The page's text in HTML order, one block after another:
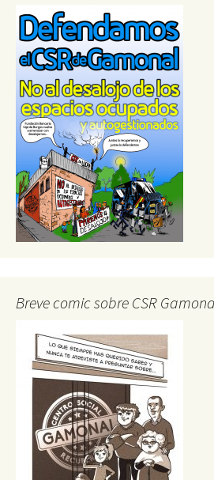
Breve comic sobre CSR